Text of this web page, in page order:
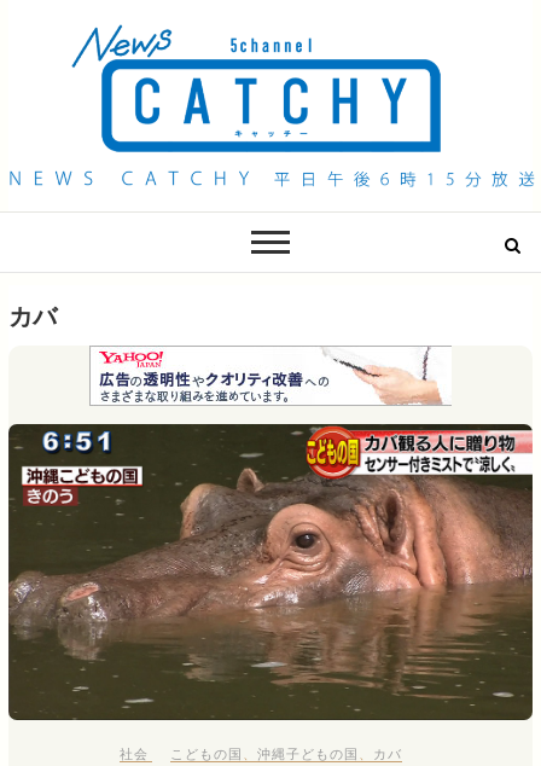
QAB NEWS Headline
カバ
社会 こどもの国 、沖縄子どもの国 カバ